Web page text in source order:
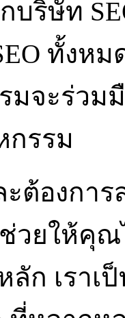
บริษัท
ทั้งห
มจะร่วม
กรรม
ต้องการ
ช่วยให้
ลัก เราเ